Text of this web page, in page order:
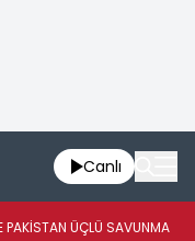
Canlı
PAKİSTAN ÜÇLÜ SAVUNMA